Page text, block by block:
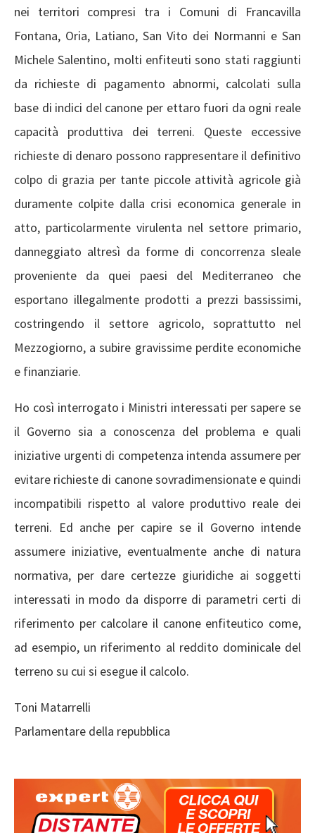
nei territori compresi tra i Comuni di Francavilla
Fontana, Oria, Latiano, San Vito dei Normanni e San
Michele Salentino, molti enfiteuti sono stati raggiunti
da richieste di pagamento abnormi, calcolati sulla
base di indici del canone per ettaro fuori da ogni reale
capacità produttiva dei terreni. Queste eccessive
richieste di denaro possono rappresentare il definitivo
colpo di grazia per tante piccole attività agricole già
duramente colpite dalla crisi economica generale in
atto, particolarmente virulenta nel settore primario,
danneggiato altresì da forme di concorrenza sleale
proveniente da quei paesi del Mediterraneo che
esportano illegalmente prodotti a prezzi bassissimi,
costringendo il settore agricolo, soprattutto nel
Mezzogiorno, a subire gravissime perdite economiche
e finanziarie.
Ho così interrogato i Ministri interessati per sapere se
il Governo sia a conoscenza del problema e quali
iniziative urgenti di competenza intenda assumere per
evitare richieste di canone sovradimensionate e quindi
incompatibili rispetto al valore produttivo reale dei
terreni. Ed anche per capire se il Governo intende
assumere iniziative, eventualmente anche di natura
normativa, per dare certezze giuridiche ai soggetti
interessati in modo da disporre di parametri certi di
riferimento per calcolare il canone enfiteutico come,
ad esempio, un riferimento al reddito dominicale del
terreno su cui si esegue il calcolo.
Toni Matarrelli
Parlamentare della repubblica